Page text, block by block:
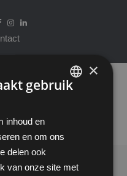
×
gebruik
inhoud en
en om ons
delen ook
van onze site met